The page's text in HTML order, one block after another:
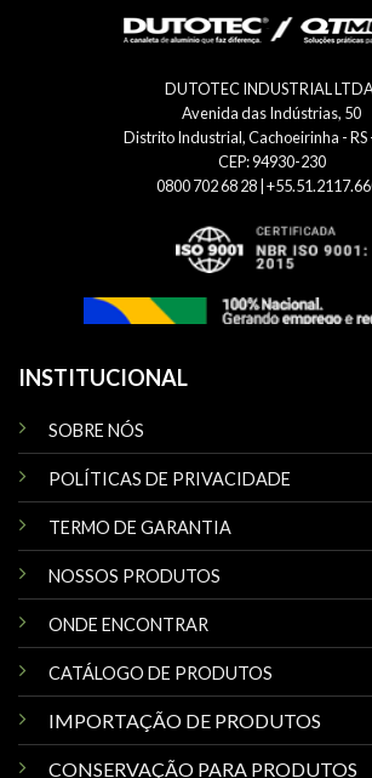
DUTOTEC INDUSTRIAL
Avenida das Indústrias, 50
Distrito Industrial, Cachoeirinha - RS
CEP: 94930-230
0800 702 68 28 |
INSTITUCIONAL
SOBRE NÓS
POLÍTICAS DE PRIVACIDADE
TERMO DE GARANTIA
NOSSOS PRODUTOS
ONDE ENCONTRAR
CATÁLOGO DE PRODUTOS
IMPORTAÇÃO DE PRODUTOS
CONSERVAÇÃO PARA PRODUTOS